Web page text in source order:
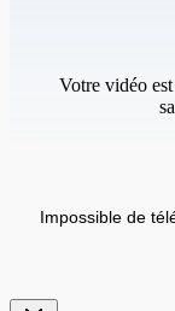
Votre vidéo
Impossible de